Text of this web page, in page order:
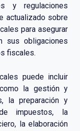
y regulaciones
actualizado sobre
para asegurar
sus obligaciones
fiscales.
puede incluir
la gestión y
la preparación y
impuestos, la
la elaboración